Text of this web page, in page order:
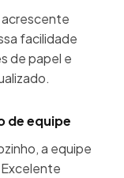
facilidade
de papel e
de equipe
a equipe